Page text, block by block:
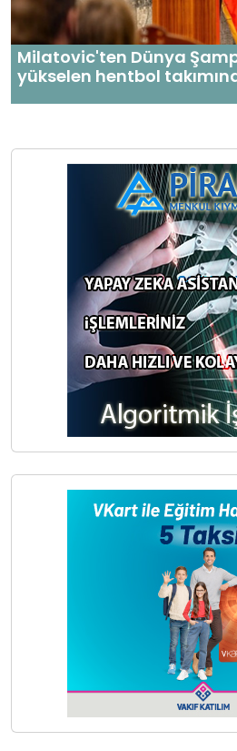
Milatovic'ten Dünya
yükselen hentbol